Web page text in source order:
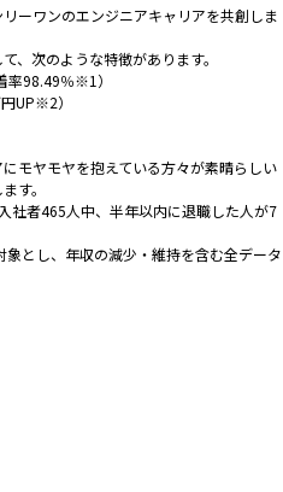
ーワンのエンジニアキャリアを共創しま
、次のような特徴があります。
率98.49％※1）
UP※2）
モヤモヤを抱えている方々が素晴らしい
す。
者465人中、半年以内に退職した人が7
とし、年収の減少・維持を含む全データ